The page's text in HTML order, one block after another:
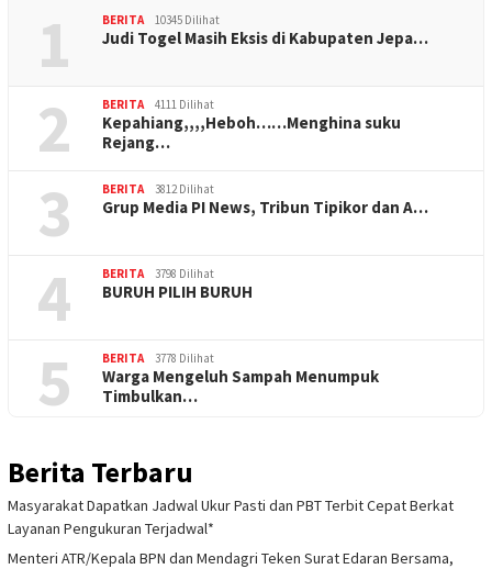
1 BERITA 10345 Dilihat
Judi Togel Masih Eksis di Kabupaten Jepa…
2 BERITA 4111 Dilihat
Kepahiang,,,,Heboh……Menghina suku
Rejang…
3 BERITA 3812 Dilihat
Grup Media PI News, Tribun Tipikor dan A…
4 BERITA 3798 Dilihat
BURUH PILIH BURUH
5 BERITA 3778 Dilihat
Warga Mengeluh Sampah Menumpuk
Timbulkan…
Berita Terbaru
Masyarakat Dapatkan Jadwal Ukur Pasti dan PBT Terbit Cepat Berkat
Layanan Pengukuran Terjadwal*
Menteri ATR/Kepala BPN dan Mendagri Teken Surat Edaran Bersama,